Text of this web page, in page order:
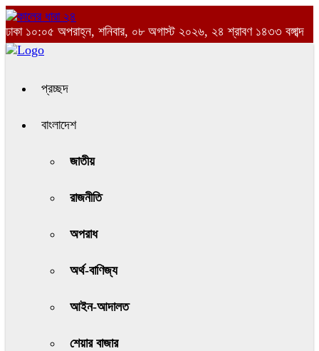
ঢাকা ১০:০৫ অপরাহ্ন, শনিবার, ০৮ অগাস্ট ২০২৬, ২৪ শ্রাবণ ১৪৩৩ বঙ্গাব্দ
প্রচ্ছদ
বাংলাদেশ
জাতীয়
রাজনীতি
অপরাধ
অর্থ-বাণিজ্য
আইন-আদালত
শেয়ার বাজার